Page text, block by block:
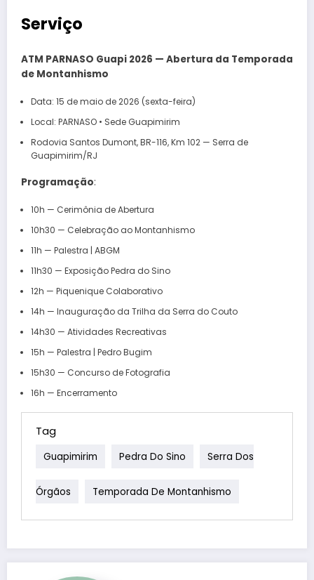
Serviço
ATM PARNASO Guapi 2026 — Abertura da Temporada
de Montanhismo
Data: 15 de maio de 2026 (sexta-feira)
Local: PARNASO • Sede Guapimirim
Rodovia Santos Dumont, BR-116, Km 102 — Serra de
Guapimirim/RJ
Programação:
10h — Cerimônia de Abertura
10h30 — Celebração ao Montanhismo
11h — Palestra | ABGM
11h30 — Exposição Pedra do Sino
12h — Piquenique Colaborativo
14h — Inauguração da Trilha da Serra do Couto
14h30 — Atividades Recreativas
15h — Palestra | Pedro Bugim
15h30 — Concurso de Fotografia
16h — Encerramento
Tag
Guapimirim Pedra Do Sino Serra Dos
Órgãos Temporada De Montanhismo